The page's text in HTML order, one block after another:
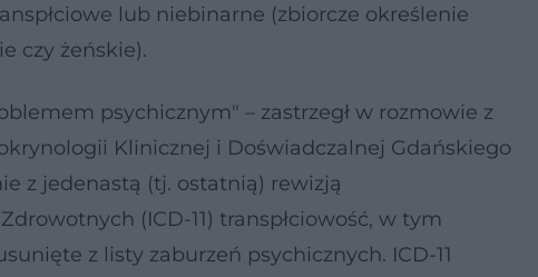
lub niebinarne (zbiorcze określenie
czy żeńskie).
psychicznym" – zastrzegł w rozmowie z
Klinicznej i Doświadczalnej Gdańskiego
z jedenastą (tj. ostatnią) rewizją
(ICD-11) transpłciowość, w tym
z listy zaburzeń psychicznych. ICD-11